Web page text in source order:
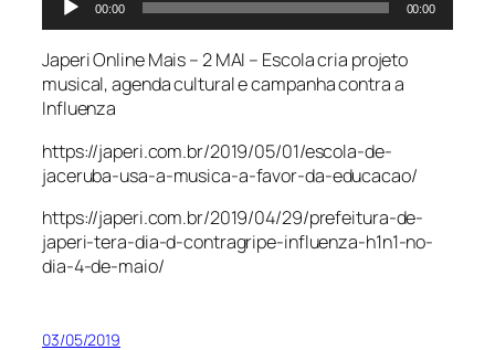
00:00 00:00
Japeri Online Mais – 2 MAI – Escola cria projeto
musical, agenda cultural e campanha contra a
Influenza
https://japeri.com.br/2019/05/01/escola-de-
jaceruba-usa-a-musica-a-favor-da-educacao/
https://japeri.com.br/2019/04/29/prefeitura-de-
japeri-tera-dia-d-contragripe-influenza-h1n1-no-
dia-4-de-maio/
03/05/2019